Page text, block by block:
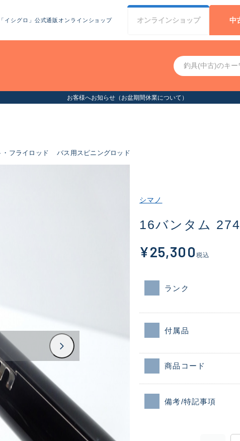
イシグロ」公式通販オンラインショップ オンラインショップ 中
お客様へお知らせ（お盆期間休業について）
フライロッド バス用スピニングロッド
シマノ
16バンタム
¥25,300 税込
ランク
付属品
商品コード
備考/特記事項